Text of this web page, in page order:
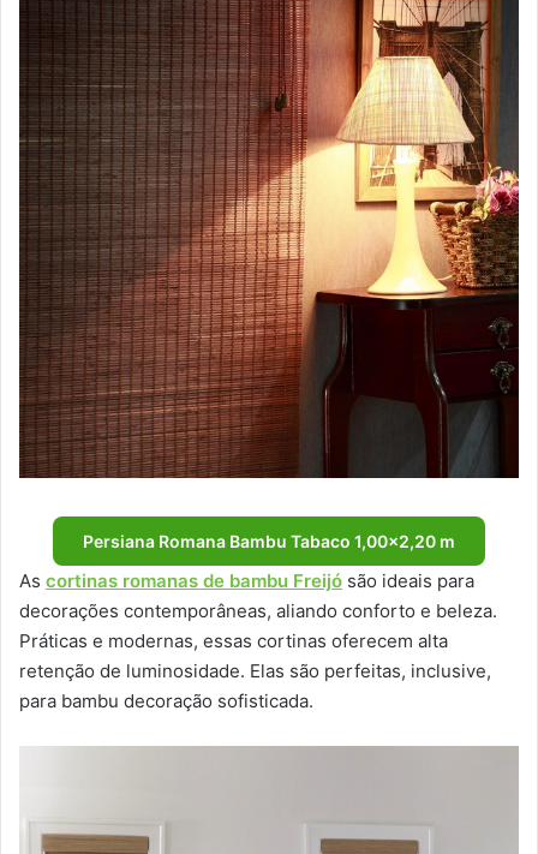
Persiana Romana Bambu Tabaco 1,00×2,20 m
As cortinas romanas de bambu Freijó são ideais para
decorações contemporâneas, aliando conforto e beleza.
Práticas e modernas, essas cortinas oferecem alta
retenção de luminosidade. Elas são perfeitas, inclusive,
para bambu decoração sofisticada.